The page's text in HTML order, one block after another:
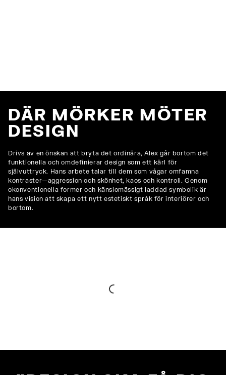
DÄR MÖRKER MÖTER
DESIGN
Drivs av en önskan att bryta det ordinära, Alex går bortom det
funktionella och omdefinierar design som ett kärl för
självuttryck. Hans arbete talar till dem som vågar omfamna
kontraster—aggression och skönhet, kaos och kontroll. Genom
okonventionella former och känslomässigt laddad symbolik är
hans vision att skapa ett nytt estetiskt språk för interiörer och
bortom.